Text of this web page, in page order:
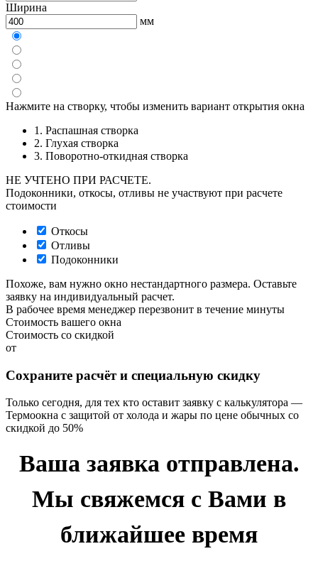
Ширина
мм
Нажмите на створку, чтобы изменить вариант открытия окна
1. Распашная створка
2. Глухая створка
3. Поворотно-откидная створка
НЕ УЧТЕНО ПРИ РАСЧЕТЕ.
Подоконники, откосы, отливы не участвуют при расчете
стоимости
Откосы
Отливы
Подоконники
Похоже, вам нужно окно нестандартного размера. Оставьте
заявку на индивидуальный расчет.
В рабочее время менеджер перезвонит в течение минуты
Стоимость вашего окна
Стоимость со скидкой
от
Сохраните расчёт и специальную скидку
Только сегодня, для тех кто оставит заявку с калькулятора —
Термоокна с защитой от холода и жары по цене обычных со
скидкой до 50%
Ваша заявка отправлена.
Мы свяжемся с Вами в
ближайшее время